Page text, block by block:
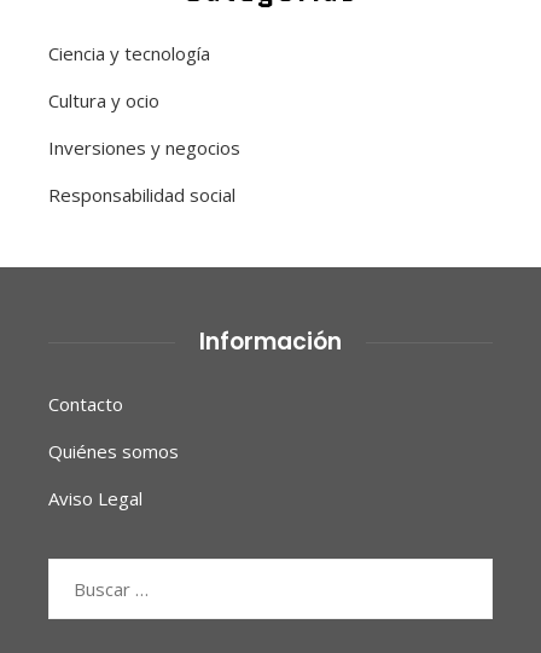
Ciencia y tecnología
Cultura y ocio
Inversiones y negocios
Responsabilidad social
Información
Contacto
Quiénes somos
Aviso Legal